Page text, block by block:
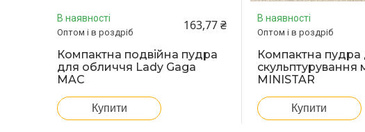
В наявності
Оптом і в роздріб 163,77 ₴
Компактна подвійна пудра
для обличчя Lady Gaga
MAC
Купити
В наявності
Оптом і в роздріб
Компактна пудра
скульптурування
MINISTAR
Купити